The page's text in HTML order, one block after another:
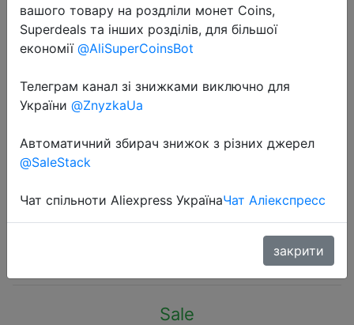
2023-11-22
USB C To 3.5mm Headphone Jack
Charging 2 in1 Socket Audio
Converter Jack for Xiaomi Oppo
Vivo Huawei
Sale
вашого товару на роздліли монет Coins,
Superdeals та інших розділів, для більшої
економії @AliSuperCoinsBot
Телеграм канал зі знижками виключно для
України @ZnyzkaUa
Автоматичний збирач знижок з різних джерел
@SaleStack
Чат спільноти Aliexpress УкраїнаЧат Аліекспресс
закрити